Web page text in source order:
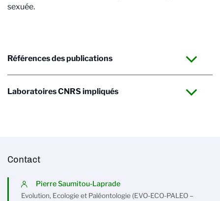
sexuée.
Références des publications
Laboratoires CNRS impliqués
Contact
Pierre Saumitou-Laprade
Evolution, Ecologie et Paléontologie (EVO-ECO-PALEO –